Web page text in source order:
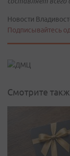
Новости
Подписывайтесь
Смотрите